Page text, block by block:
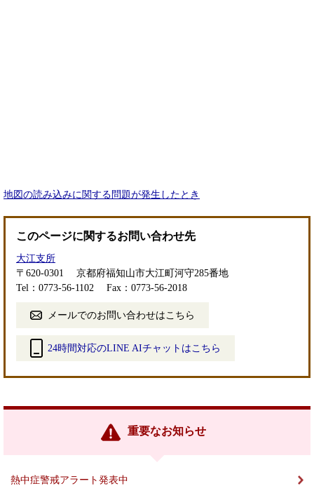
地図の読み込みに関する問題が発生したとき
このページに関するお問い合わせ先
大江支所
〒620-0301
京都府福知山市大江町河守285番地
Tel：0773-56-1102
Fax：0773-56-2018
メールでのお問い合わせはこちら
24時間対応のLINE AIチャットはこちら
リ
重要なお知らせ
熱中症警戒アラート発表中